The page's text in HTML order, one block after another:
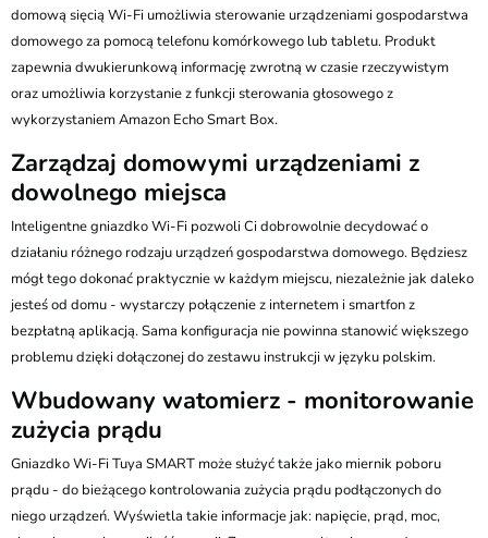
domową sięcią Wi-Fi umożliwia sterowanie urządzeniami gospodarstwa
domowego za pomocą telefonu komórkowego lub tabletu. Produkt
zapewnia dwukierunkową informację zwrotną w czasie rzeczywistym
oraz umożliwia korzystanie z funkcji sterowania głosowego z
wykorzystaniem Amazon Echo Smart Box.
Zarządzaj domowymi urządzeniami z
dowolnego miejsca
Inteligentne gniazdko Wi-Fi pozwoli Ci dobrowolnie decydować o
działaniu różnego rodzaju urządzeń gospodarstwa domowego. Będziesz
mógł tego dokonać praktycznie w każdym miejscu, niezależnie jak daleko
jesteś od domu - wystarczy połączenie z internetem i smartfon z
bezpłatną aplikacją. Sama konfiguracja nie powinna stanowić większego
problemu dzięki dołączonej do zestawu instrukcji w języku polskim.
Wbudowany watomierz - monitorowanie
zużycia prądu
Gniazdko Wi-Fi Tuya SMART może służyć także jako miernik poboru
prądu - do bieżącego kontrolowania zużycia prądu podłączonych do
niego urządzeń. Wyświetla takie informacje jak: napięcie, prąd, moc,